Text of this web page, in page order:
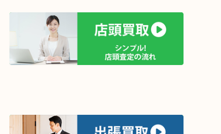
ホームページ特典は下記バナーよりご確認ください
ライン査定始めました☆お友だち登録お願いしま